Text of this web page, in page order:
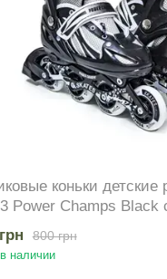
коньки
Power Champs Black
800 грн
наличии